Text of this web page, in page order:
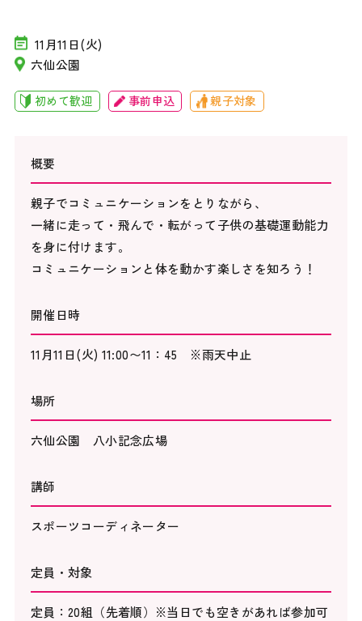
11月11日(火)
六仙公園
初めて歓迎 事前申込 親子対象
概要
親子でコミュニケーションをとりながら、
一緒に走って・飛んで・転がって子供の基礎運動能力
を身に付けます。
コミュニケーションと体を動かす楽しさを知ろう！
開催日時
11月11日(火) 11:00〜11：45 ※雨天中止
場所
六仙公園 八小記念広場
講師
スポーツコーディネーター
定員・対象
定員：20組（先着順）※当日でも空きがあれば参加可